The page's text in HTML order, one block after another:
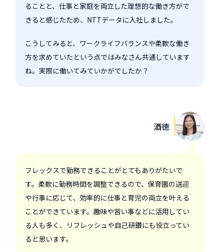
ることと、仕事と家庭を両立した理想的な働き方がで
きると感じたため、NTTデータに入社しました。
こうしてみると、ワークライフバランスや柔軟な働き
方を求めていたという点ではみなさん共通しています
ね。実際に働いてみていかがでしたか？
酒徳
フレックスで勤務できることがとてもありがたいで
す。柔軟に勤務時間を調整できるので、保育園の送迎
や行事に応じて、効率的に仕事と育児の両立を叶える
ことができています。趣味や習い事などに活用してい
る人も多く、リフレッシュや自己研鑽にも役立ってい
ると思います。